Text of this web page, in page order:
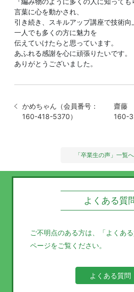
言葉に心を動かされ、
引き続き、スキルアップ講座で技術向
一人でも多くの方に魅力を
伝えていけたらと思っています。
あふれる感謝を心に頑張りたいです。
ありがとうございました。
かめちゃん（会員番号：
160-418-5370）
齋藤
160-
「卒業生の声」一覧
よくある質
ご不明点のある方は、
「よくあ
ページをご覧ください。
よくある質問